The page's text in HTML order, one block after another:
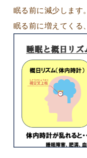
眠る前に減少します。
眠る前に増えてくる